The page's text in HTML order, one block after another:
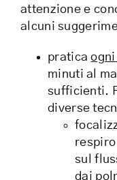
attenzione e
alcuni
pratica
minuti al
sufficienti.
diverse
sul
dai